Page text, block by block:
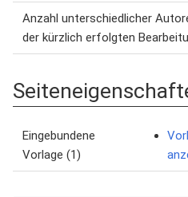
Anzahl unterschiedlicher
der kürzlich erfolgten
Eingebundene
Vorlage (1)